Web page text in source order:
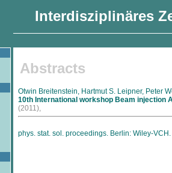
Interdisziplinäres
Abstracts
Otwin Breitenstein, Hartmut S. Leipner, Peter
10th International workshop Beam
(2011),
phys. stat. sol. proceedings. Berlin: Wiley-VCH.